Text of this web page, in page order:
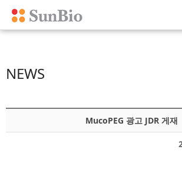
NEWS
MucoPEG 광고 JDR 게재